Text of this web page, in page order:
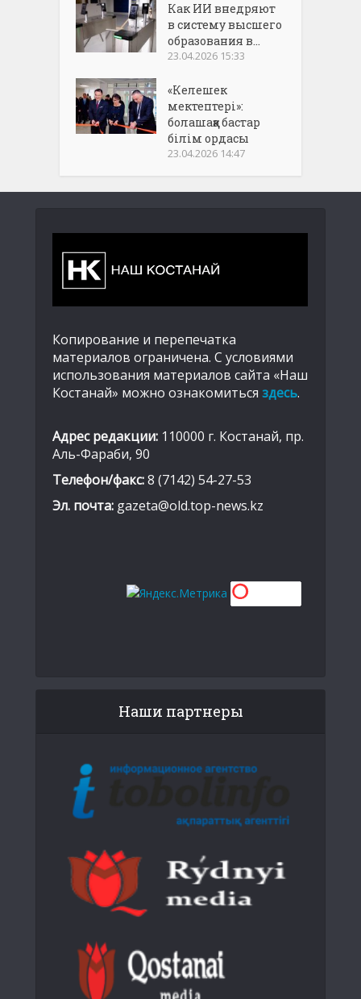
Как ИИ внедряют
в систему высшего
образования в...
23.04.2026 15:33
«Келешек
мектептері»:
болашаққа бастар
білім ордасы
23.04.2026 14:47
Копирование и перепечатка
материалов ограничена. С условиями
использования материалов сайта «Наш
Костанай» можно ознакомиться здесь.
Адрес редакции: 110000 г. Костанай, пр.
Аль-Фараби, 90
Телефон/факс:8 (7142) 54-27-53
Эл. почта: gazeta@old.top-news.kz
Наши партнеры